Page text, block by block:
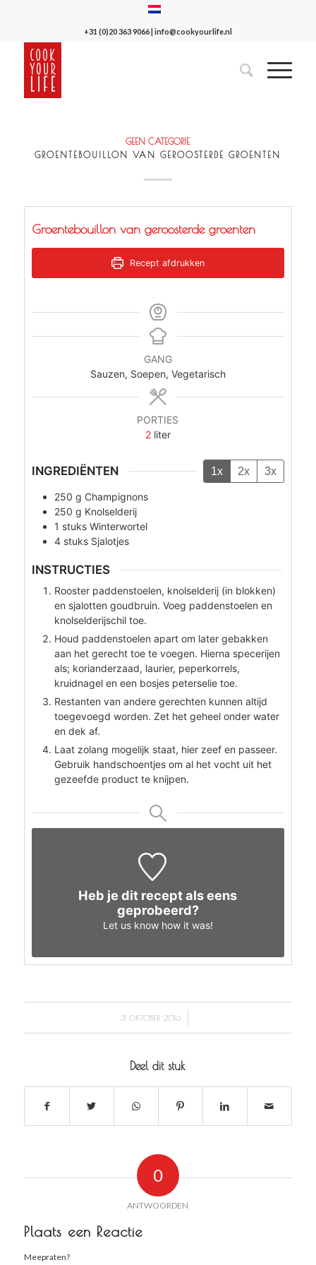
+31 (0)20 363 9066| info@cookyourlife.nl
GEEN CATEGORIE
GROENTEBOUILLON VAN GEROOSTERDE GROENTEN
Groentebouillon van geroosterde groenten
Recept afdrukken
GANG
Sauzen, Soepen, Vegetarisch
PORTIES
2 liter
INGREDIËNTEN 1x 2x 3x
250 g Champignons
250 g Knolselderij
1 stuks Winterwortel
4 stuks Sjalotjes
INSTRUCTIES
Rooster paddenstoelen, knolselderij (in blokken)
en sjalotten goudbruin. Voeg paddenstoelen en
knolselderijschil toe.
Houd paddenstoelen apart om later gebakken
aan het gerecht toe te voegen. Hierna specerijen
als; korianderzaad, laurier, peperkorrels,
kruidnagel en een bosjes peterselie toe.
Restanten van andere gerechten kunnen altijd
toegevoegd worden. Zet het geheel onder water
en dek af.
Laat zolang mogelijk staat, hier zeef en passeer.
Gebruik handschoentjes om al het vocht uit het
gezeefde product te knijpen.
Heb je dit recept als eens
geprobeerd?
Let us knowhow it was!
31 OKTOBER 2016
/
Deel dit stuk
0
ANTWOORDEN
Plaats een Reactie
Meepraten?